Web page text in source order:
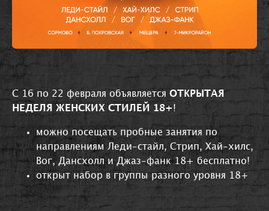
С 16 по 22 февраля объявляется ОТКРЫТАЯ
НЕДЕЛЯ ЖЕНСКИХ СТИЛЕЙ 18+!
можно посещать пробные занятия по
направлениям Леди-стайл, Стрип, Хай-хилс,
Вог, Дансхолл и Джаз-фанк 18+ бесплатно!
открыт набор в группы разного уровня 18+